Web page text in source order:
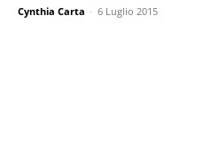
Cynthia Carta - 6 Luglio 2015